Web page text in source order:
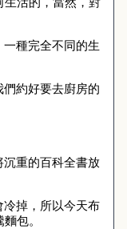
種完全不同的生
們約好要去廚房的
重的百科全書放
掉，所以今天布
包。